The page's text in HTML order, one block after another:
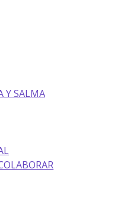
Y SALMA